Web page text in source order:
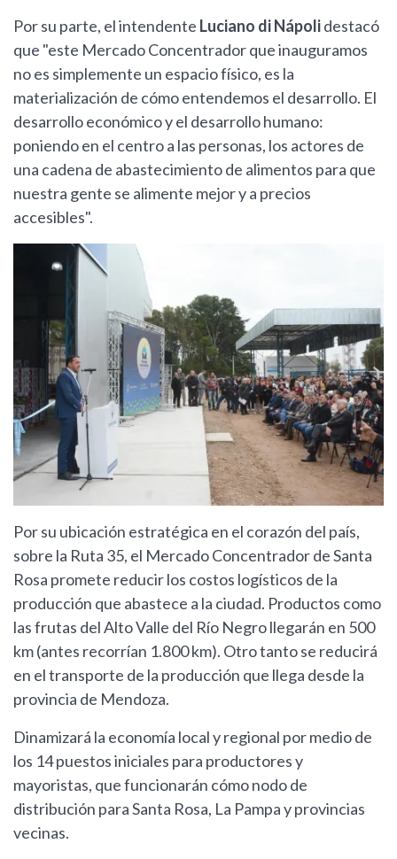
Por su parte, el intendente Luciano di Nápolidestacó
que "este Mercado Concentrador que inauguramos
no es simplemente un espacio físico, es la
materialización de cómo entendemos el desarrollo. El
desarrollo económico y el desarrollo humano:
poniendo en el centro a las personas, los actores de
una cadena de abastecimiento de alimentos para que
nuestra gente se alimente mejor y a precios
accesibles".
Por su ubicación estratégica en el corazón del país,
sobre la Ruta 35, el Mercado Concentrador de Santa
Rosa promete reducir los costos logísticos de la
producción que abastece a la ciudad. Productos como
las frutas del Alto Valle del Río Negro llegarán en 500
km (antes recorrían 1.800 km). Otro tanto se reducirá
en el transporte de la producción que llega desde la
provincia de Mendoza.
Dinamizará la economía local y regional por medio de
los 14 puestos iniciales para productores y
mayoristas, que funcionarán cómo nodo de
distribución para Santa Rosa, La Pampa y provincias
vecinas.